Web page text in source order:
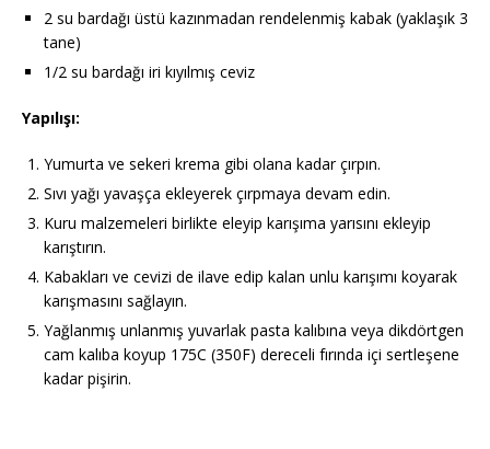
2 su bardağı üstü kazınmadan rendelenmiş kabak (yaklaşık 3
tane)
1/2 su bardağı iri kıyılmış ceviz
Yapılışı:
Yumurta ve sekeri krema gibi olana kadar çırpın.
Sıvı yağı yavaşça ekleyerek çırpmaya devam edin.
Kuru malzemeleri birlikte eleyip karışıma yarısını ekleyip
karıştırın.
Kabakları ve cevizi de ilave edip kalan unlu karışımı koyarak
karışmasını sağlayın.
Yağlanmış unlanmış yuvarlak pasta kalıbına veya dikdörtgen
cam kalıba koyup 175C (350F) dereceli fırında içi sertleşene
kadar pişirin.